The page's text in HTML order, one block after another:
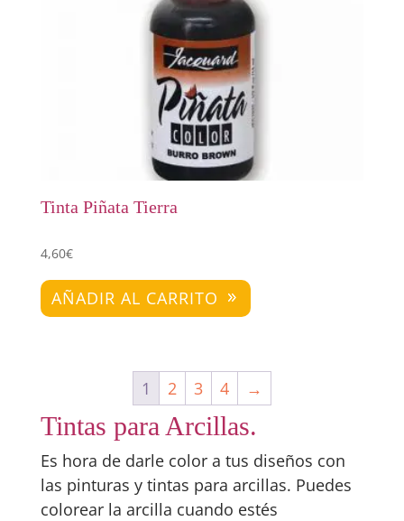
Tinta Piñata Tierra
4,60€
AÑADIR AL CARRITO
1 2 3 4 →
Tintas para Arcillas.
Es hora de darle color a tus diseños con
las pinturas y tintas para arcillas. Puedes
colorear la arcilla cuando estés